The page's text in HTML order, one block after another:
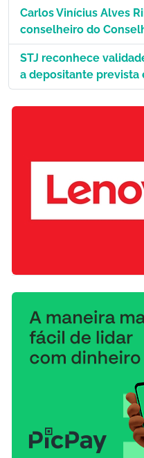
Carlos Vinícius Alves
conselheiro do
STJ reconhece
a depositante prevista